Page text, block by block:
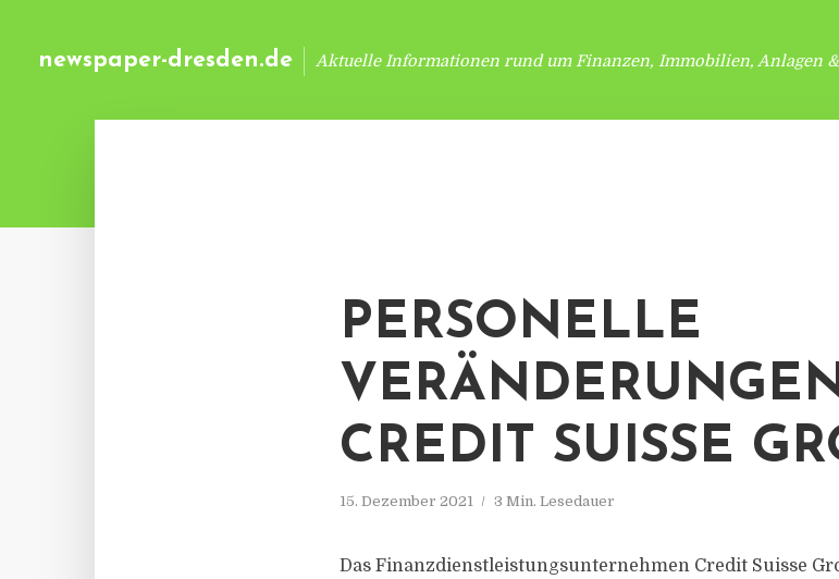
newspaper-dresden.de Aktuelle Informationen rund um Finanzen, Immobilien, Anlagen
PERSONELLE
CREDIT SUISSE
15. Dezember 2021 3 Min. Lesedauer
Das Finanzdienstleistungsunternehmen Credit Suisse